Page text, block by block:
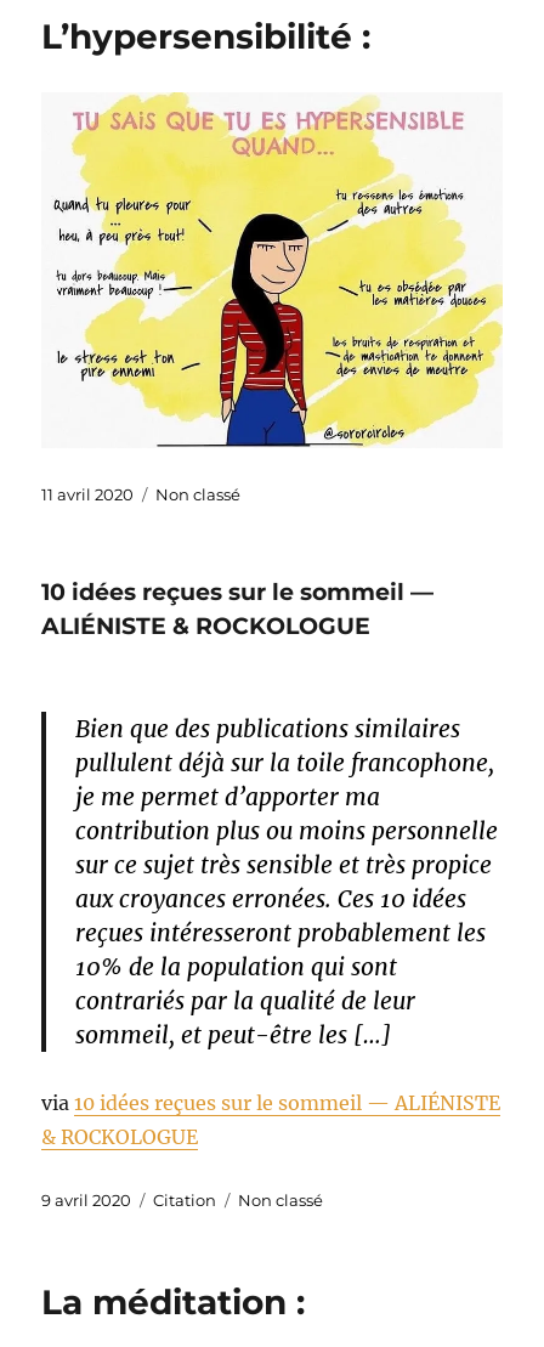
L’hypersensibilité :
Publié
11 avril 2020 Catégories
Non classé
10 idées reçues sur le sommeil —
ALIÉNISTE & ROCKOLOGUE
Bien que des publications similaires
pullulent déjà sur la toile francophone,
je me permet d’apporter ma
contribution plus ou moins personnelle
sur ce sujet très sensible et très propice
aux croyances erronées. Ces 10 idées
reçues intéresseront probablement les
10% de la population qui sont
contrariés par la qualité de leur
sommeil, et peut-être les […]
via10 idées reçues sur le sommeil — ALIÉNISTE
& ROCKOLOGUE
Publié
9 avril 2020 Format
Citation Catégories
Non classé
La méditation :